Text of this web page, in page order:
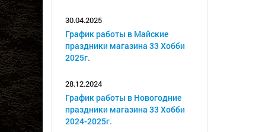
30.04.2025
График работы в Майские
праздники магазина 33 Хобби
2025г.
28.12.2024
График работы в Новогодние
праздники магазина 33 Хобби
2024-2025г.